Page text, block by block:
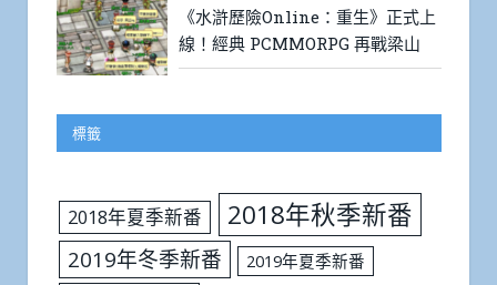
《水滸歷險Online：重生》正式上
線！經典 PCMMORPG 再戰梁山
標籤
2018年夏季新番 2018年秋季新番
2019年冬季新番
2019年夏季新番